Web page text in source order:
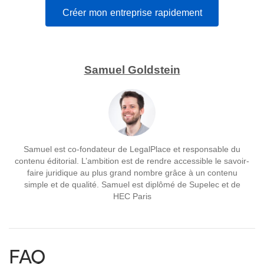
Créer mon entreprise rapidement
Samuel Goldstein
Samuel est co-fondateur de LegalPlace et responsable du
contenu éditorial. L’ambition est de rendre accessible le savoir-
faire juridique au plus grand nombre grâce à un contenu
simple et de qualité. Samuel est diplômé de Supelec et de
HEC Paris
FAQ